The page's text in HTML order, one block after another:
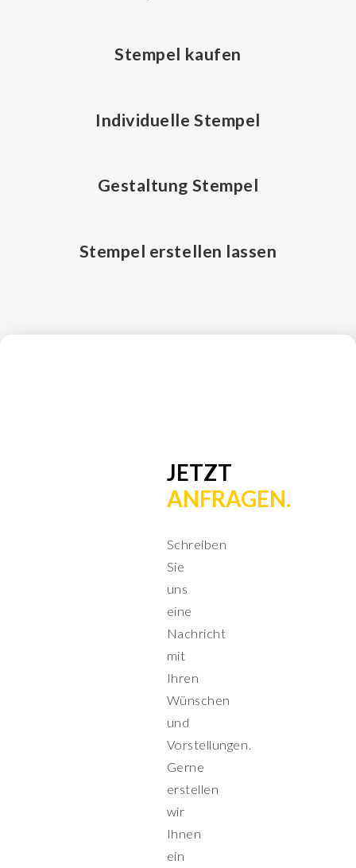
Stempel kaufen
Individuelle Stempel
Gestaltung Stempel
Stempel erstellen lassen
JETZT
ANFRAGEN.
Schreiben
Sie
uns
eine
Nachricht
mit
Ihren
Wünschen
und
Vorstellungen.
Gerne
erstellen
wir
Ihnen
ein